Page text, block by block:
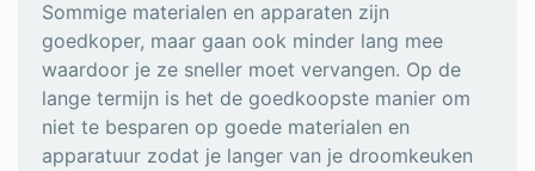
Sommige materialen en apparaten zijn
goedkoper, maar gaan ook minder lang mee
waardoor je ze sneller moet vervangen. Op de
lange termijn is het de goedkoopste manier om
niet te besparen op goede materialen en
apparatuur zodat je langer van je droomkeuken